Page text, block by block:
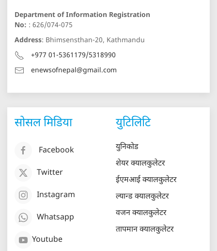
Department of Information Registration
No: : 626/074-075
Address: Bhimsensthan-20, Kathmandu
+977 01-5361179/5318990
enewsofnepal@gmail.com
सोसल मिडिया
Facebook
Twitter
Instagram
Whatsapp
Youtube
युटिलिटि
युनिकोड
शेयर क्यालकुलेटर
ईएमआई क्यालकुलेटर
ल्यान्ड क्यालकुलेटर
वजन क्यालकुलेटर
तापमान क्यालकुलेटर